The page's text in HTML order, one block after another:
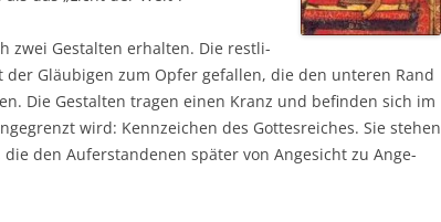
zwei Gestal­ten erhal­ten. Die rest­li­
Gläu­bi­gen zum Opfer gefal­len, die den unte­ren Rand
Die Gestal­ten tra­gen einen Kranz und befin­den sich im
wird: Kenn­zei­chen des Got­tes­rei­ches. Sie ste­hen
den Auf­er­stan­de­nen spä­ter von Ange­sicht zu Ange­